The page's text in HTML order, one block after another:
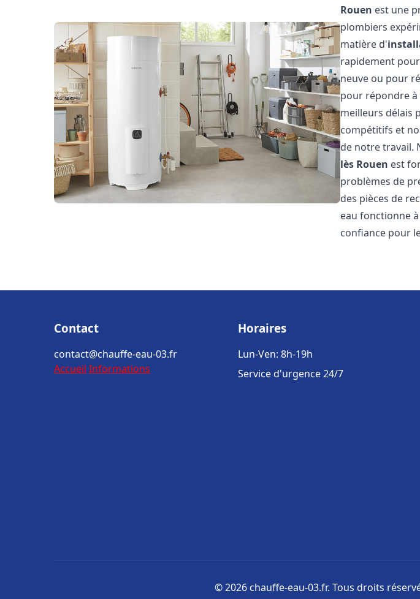
Rouen est une
plombiers
matière d'
rapidement
neuve ou pour
pour répondre à
meilleurs délais
compétitifs et
de notre travail.
lès Rouen est
problèmes de
des pièces de
eau fonctionne
confiance pour
Contact
contact@chauffe-eau-03.fr
Accueil Informations
Horaires
Lun-Ven: 8h-19h
Service d'urgence 24/7
© 2026 chauffe-eau-03.fr. Tous droits